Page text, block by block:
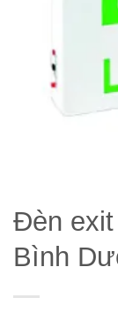
Đèn exit
Bình